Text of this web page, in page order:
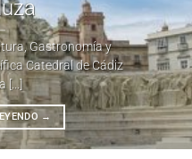
Gastronomía y
Catedral de Cádiz
[...]
→